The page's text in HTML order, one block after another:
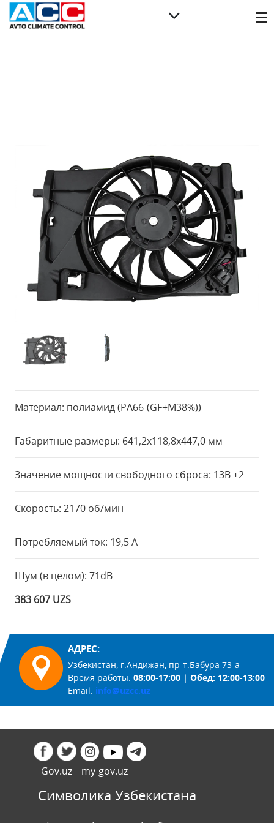
Материал: полиамид (PA66-(GF+М38%))
Габаритные размеры: 641,2x118,8x447,0 мм
Значение мощности свободного сброса: 13В ±2
Скорость: 2170 об/мин
Потребляемый ток: 19,5 А
Шум (в целом): 71dB
383 607 UZS
Gov.uz my-gov.uz
АДРЕС:
Узбекистан, г.Андижан, пр-т.Бабура 73-а
Время работы: 08:00-17:00 | Обед: 12:00-13:00
Email: info@uzcc.uz
Символика Узбекистана